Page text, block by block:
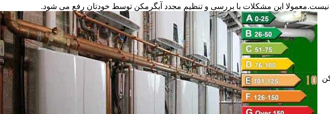
این مشکلات با بررسی و تنظیم مجدد آبگرمکن توسط خودتان رفع می شود.